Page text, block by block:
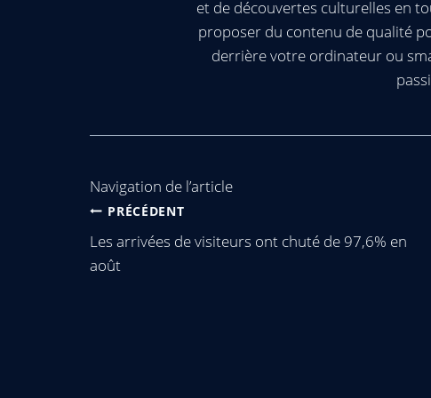
et de découvertes culturelles en
proposer du contenu de qualité
derrière votre ordinateur ou
Navigation de l’article
PRÉCÉDENT
Les arrivées de visiteurs ont chuté de 97,6% en
août